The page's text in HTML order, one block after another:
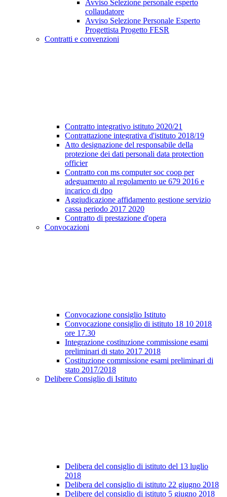
Avviso Selezione personale esperto
collaudatore
Avviso Selezione Personale Esperto
Progettista Progetto FESR
Contratti e convenzioni
Contratto integrativo istituto 2020/21
Contrattazione integrativa d'istituto 2018/19
Atto designazione del responsabile della
protezione dei dati personali data protection
officier
Contratto con ms computer soc coop per
adeguamento al regolamento ue 679 2016 e
incarico di dpo
Aggiudicazione affidamento gestione servizio
cassa periodo 2017 2020
Contratto di prestazione d'opera
Convocazioni
Convocazione consiglio Istituto
Convocazione consiglio di istituto 18 10 2018
ore 17.30
Integrazione costituzione commissione esami
preliminari di stato 2017 2018
Costituzione commissione esami preliminari di
stato 2017/2018
Delibere Consiglio di Istituto
Delibera del consiglio di istituto del 13 luglio
2018
Delibera del consiglio di istituto 22 giugno 2018
Delibere del consiglio di istituto 5 giugno 2018